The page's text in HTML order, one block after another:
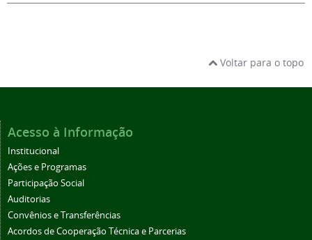
Voltar para o topo
Acesso à Informação
Institucional
Ações e Programas
Participação Social
Auditorias
Convênios e Transferências
Acordos de Cooperação Técnica e Parcerias